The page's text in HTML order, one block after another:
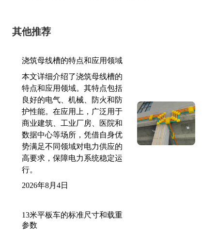
其他推荐
浇筑母线槽的特点和应用领域
本文详细介绍了浇筑母线槽的
特点和应用领域。其特点包括
良好的电气、机械、防火和防
护性能。在应用上，广泛用于
商业建筑、工业厂房、医院和
数据中心等场所，凭借自身优
势满足不同领域对电力供应的
高要求，保障电力系统稳定运
行。
2026年8月4日
13米平板车的标准尺寸和载重
参数